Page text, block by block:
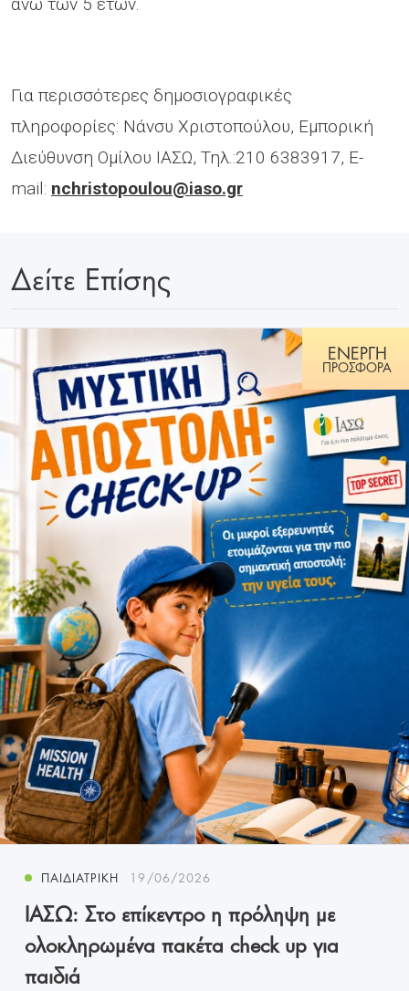
άνω των 5 ετών.
Για περισσότερες δημοσιογραφικές
πληροφορίες: Νάνσυ Χριστοπούλου, Εμπορική
Διεύθυνση Ομίλου ΙΑΣΩ, Τηλ.:210 6383917, E-
mail: nchristopoulou@iaso.gr
Δείτε Επίσης
ΕΝΕΡΓΗ
ΠΡΟΣΦΟΡΑ
ΠΑΙΔΙΑΤΡΙΚΉ 19/06/2026
ΙΑΣΩ: Στο επίκεντρο η πρόληψη με
ολοκληρωμένα πακέτα check up για
παιδιά